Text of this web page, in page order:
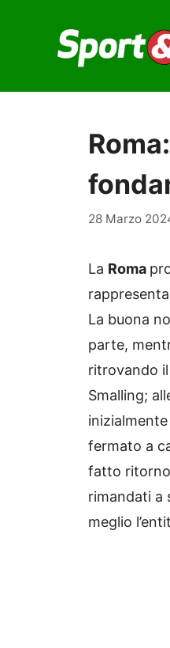
contenuto
28 Marzo
La Roma
La buona
parte,
ritrovando
Smalling;
fermato a
fatto ritorno
rimandati a
meglio